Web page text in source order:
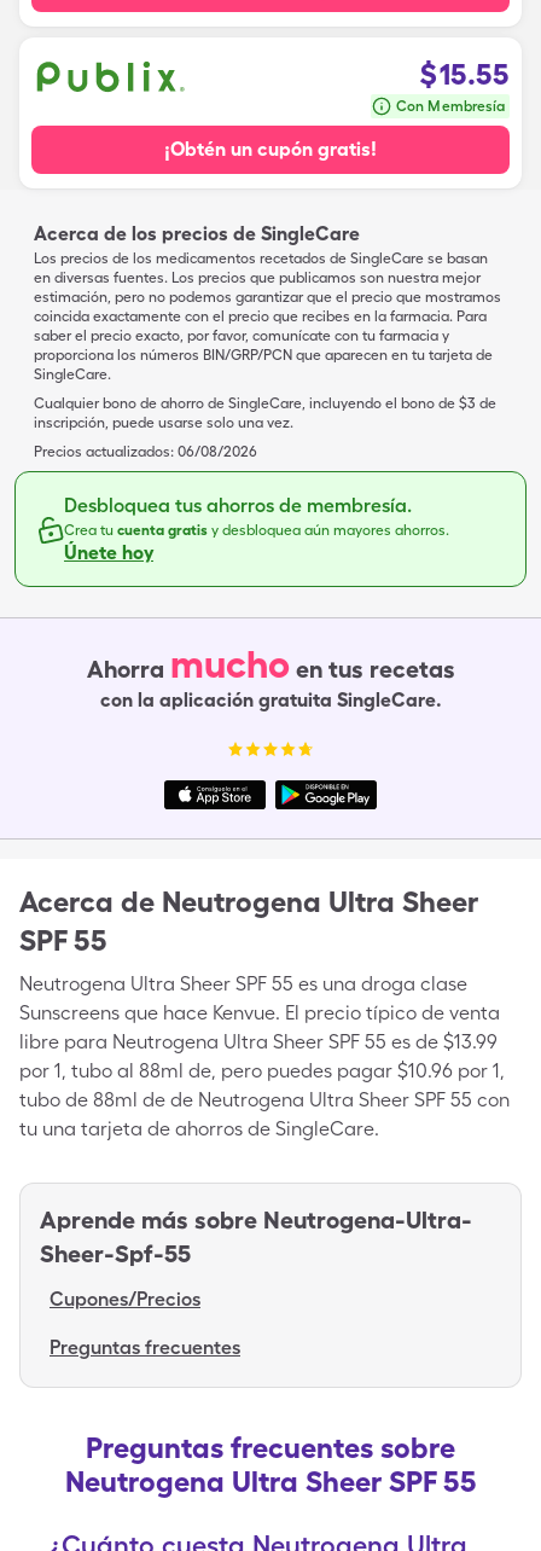
$15.55
Con Membresía
¡Obtén un cupón gratis!
Acerca de los precios de SingleCare
Los precios de los medicamentos recetados de SingleCare se basan
en diversas fuentes. Los precios que publicamos son nuestra mejor
estimación, pero no podemos garantizar que el precio que mostramos
coincida exactamente con el precio que recibes en la farmacia. Para
saber el precio exacto, por favor, comunícate con tu farmacia y
proporciona los números BIN/GRP/PCN que aparecen en tu tarjeta de
SingleCare.
Cualquier bono de ahorro de SingleCare, incluyendo el bono de $3 de
inscripción, puede usarse solo una vez.
Precios actualizados: 06/08/2026
Desbloquea tus ahorros de membresía.
Crea tu cuenta gratis y desbloquea aún mayores ahorros.
Únete hoy
Ahorra mucho en tus recetas
con la aplicación gratuita SingleCare.
Acerca de Neutrogena Ultra Sheer
SPF 55
Neutrogena Ultra Sheer SPF 55 es una droga clase
Sunscreens que hace Kenvue. El precio típico de venta
libre para Neutrogena Ultra Sheer SPF 55 es de $13.99
por 1, tubo al 88ml de, pero puedes pagar $10.96 por 1,
tubo de 88ml de de Neutrogena Ultra Sheer SPF 55 con
tu una tarjeta de ahorros de SingleCare.
Aprende más sobre Neutrogena-Ultra-
Sheer-Spf-55
Cupones/Precios
Preguntas frecuentes
Preguntas frecuentes sobre
Neutrogena Ultra Sheer SPF 55